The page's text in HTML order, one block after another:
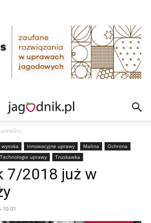
wysoka Innowacyjne uprawy Malina
Ochrona
Technologie uprawy Truskawka
7/2018 już w
10-01